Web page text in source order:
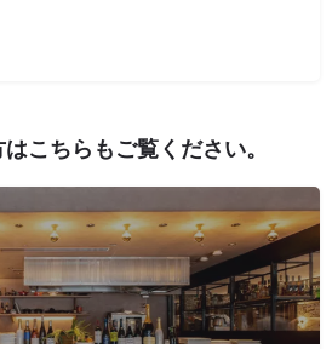
こちらもご覧ください。